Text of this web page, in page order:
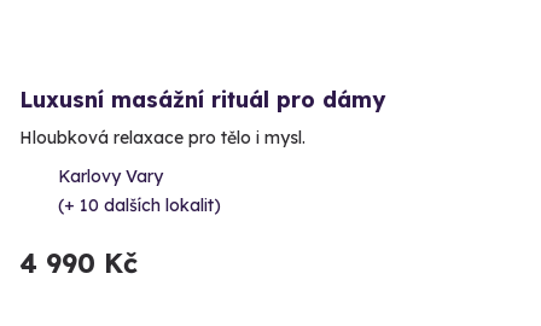
Luxusní masážní rituál pro dámy
Hloubková relaxace pro tělo i mysl.
Karlovy Vary
(+ 10 dalších lokalit)
4 990 Kč